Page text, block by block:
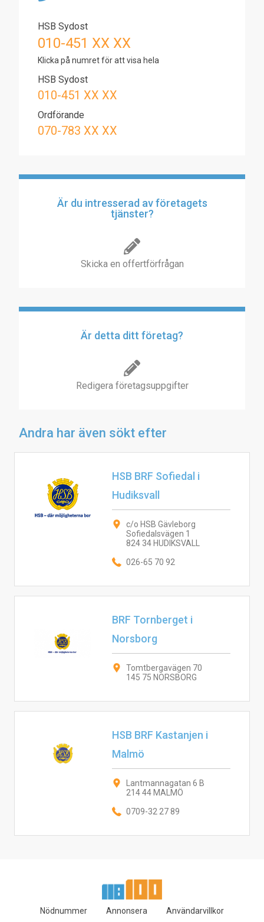
HSB Sydost
010-451 XX XX
Klicka på numret för att visa hela
HSB Sydost
010-451 XX XX
Ordförande
070-783 XX XX
Är du intresserad av företagets
tjänster?
Skicka en offertförfrågan
Är detta ditt företag?
Redigera företagsuppgifter
Andra har även sökt efter
HSB BRF Sofiedal i
Hudiksvall
c/o HSB Gävleborg
Sofiedalsvägen 1
824 34 HUDIKSVALL
026-65 70 92
BRF Tornberget i
Norsborg
Tomtbergavägen 70
145 75 NORSBORG
HSB BRF Kastanjen i
Malmö
Lantmannagatan 6 B
214 44 MALMÖ
0709-32 27 89
Nödnummer Annonsera Användarvillkor